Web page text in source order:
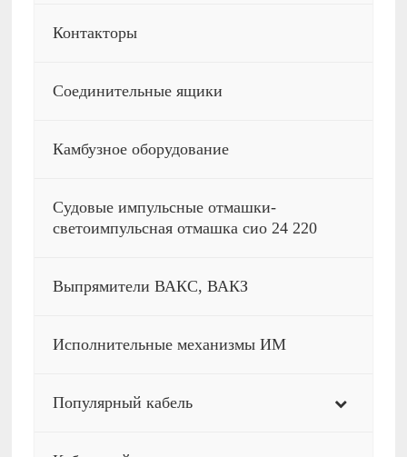
Контакторы
Соединительные ящики
Камбузное оборудование
Судовые импульсные отмашки-
светоимпульсная отмашка сио 24 220
Выпрямители ВАКС, ВАКЗ
Исполнительные механизмы ИМ
Популярный кабель